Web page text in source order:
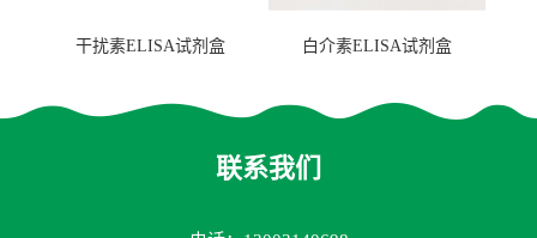
干扰素ELISA试剂盒 白介素ELISA试剂盒
联系我们